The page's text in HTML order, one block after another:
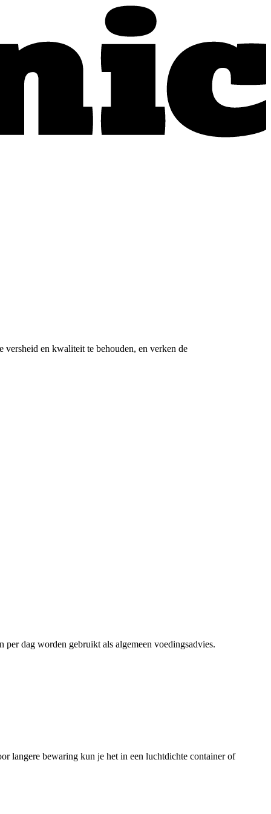
en kwaliteit te behouden, en verken de
dag worden gebruikt als algemeen voedingsadvies.
langere bewaring kun je het in een luchtdichte container of